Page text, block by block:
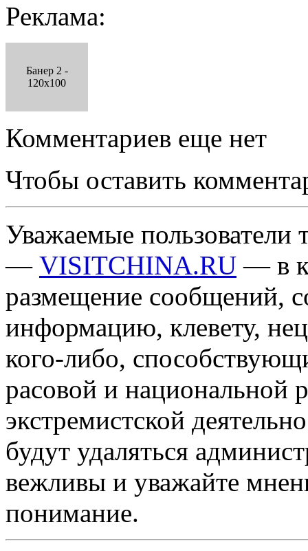
Реклама:
Банер 2 -
120x100
Комментариев еще нет
Чтобы оставить
Уважаемые пользователи
— VISITCHINA.RU — в
размещение сообщений,
информацию, клевету,
кого-либо,
расовой и национальной
экстремистской
будут удаляться
вежливы и уважайте
понимание.